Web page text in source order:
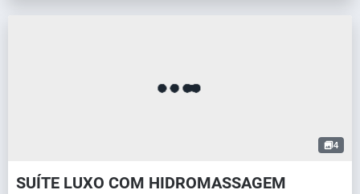
4
SUÍTE LUXO COM HIDROMASSAGEM